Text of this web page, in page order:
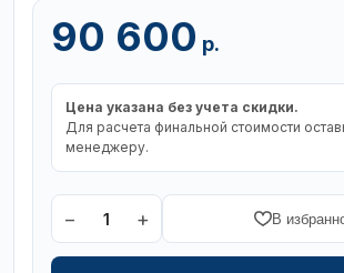
90 600 р.
Цена указана без учета скидки.
Для расчета финальной стоимости
менеджеру.
− 1 + В